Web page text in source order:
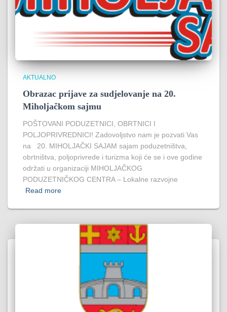
AKTUALNO
Obrazac prijave za sudjelovanje na 20.
Miholjačkom sajmu
POŠTOVANI PODUZETNICI, OBRTNICI I
POLJOPRIVREDNICI! Zadovoljstvo nam je pozvati Vas
na 20. MIHOLJAČKI SAJAM sajam poduzetništva,
obrtništva, poljoprivrede i turizma koji će se i ove godine
održati u organizaciji MIHOLJAČKOG
PODUZETNIČKOG CENTRA – Lokalne razvojne
Read more